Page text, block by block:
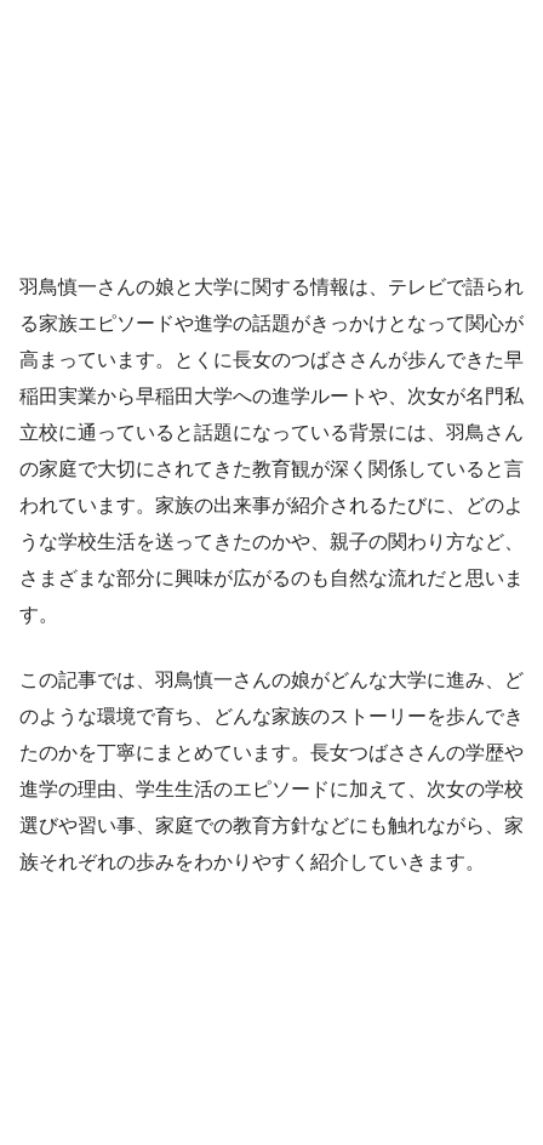
羽鳥慎一さんの娘と大学に関する情報は、テレビで語られ
る家族エピソードや進学の話題がきっかけとなって関心が
高まっています。とくに長女のつばささんが歩んできた早
稲田実業から早稲田大学への進学ルートや、次女が名門私
立校に通っていると話題になっている背景には、羽鳥さん
の家庭で大切にされてきた教育観が深く関係していると言
われています。家族の出来事が紹介されるたびに、どのよ
うな学校生活を送ってきたのかや、親子の関わり方など、
さまざまな部分に興味が広がるのも自然な流れだと思いま
す。
この記事では、羽鳥慎一さんの娘がどんな大学に進み、ど
のような環境で育ち、どんな家族のストーリーを歩んでき
たのかを丁寧にまとめています。長女つばささんの学歴や
進学の理由、学生生活のエピソードに加えて、次女の学校
選びや習い事、家庭での教育方針などにも触れながら、家
族それぞれの歩みをわかりやすく紹介していきます。